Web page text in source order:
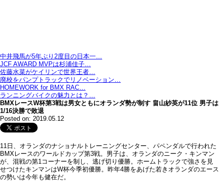
中井飛馬が5年ぶり2度目の日本一…
JCF AWARD MVPは杉浦佳子…
佐藤水菜がケイリンで世界王者…
廃校をパンプトラックでリノベーション…
HOMEWORK for BMX RAC…
ランニングバイクの魅力とは？…
BMXレースW杯第3戦は男女ともにオランダ勢が制す 畠山紗英が11位 男子は
1/16決勝で敗退
Posted on: 2019.05.12
11日、オランダのナショナルトレーニングセンター、パペンダルで行われた
BMXレースのワールドカップ第3戦。男子は、オランダのニーク・キンマン
が、混戦の第1コーナーを制し、逃げ切り優勝。ホームトラックで強さを見
せつけたキンマンはW杯今季初優勝。昨年4勝をあげた若きオランダのエース
の勢いは今年も健在だ。